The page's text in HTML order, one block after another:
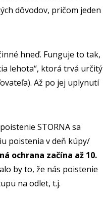
dôvodov, pričom jeden
hneď. Funguje to tak,
lehota“, ktorá trvá určitý
Až po jej uplynutí
STORNA sa
poistenia v deň kúpy/
ochrana začína až 10.
by to, že nás poistenie
na odlet, t.j.